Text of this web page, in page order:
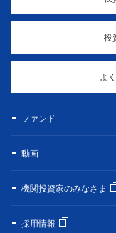
投
よ
ファンド
動画
機関投資家のみなさま
採用情報